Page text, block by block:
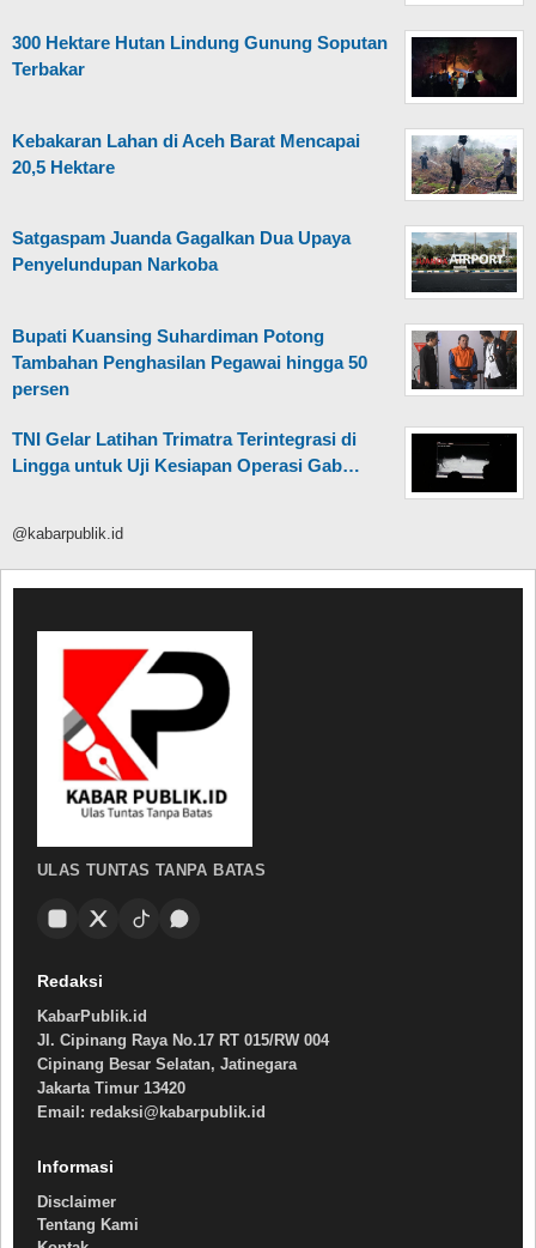
300 Hektare Hutan Lindung Gunung Soputan
Terbakar
Kebakaran Lahan di Aceh Barat Mencapai
20,5 Hektare
Satgaspam Juanda Gagalkan Dua Upaya
Penyelundupan Narkoba
Bupati Kuansing Suhardiman Potong
Tambahan Penghasilan Pegawai hingga 50
persen
TNI Gelar Latihan Trimatra Terintegrasi di
Lingga untuk Uji Kesiapan Operasi Gab…
@kabarpublik.id
ULAS TUNTAS TANPA BATAS
Redaksi
KabarPublik.id
Jl. Cipinang Raya No.17 RT 015/RW 004
Cipinang Besar Selatan, Jatinegara
Jakarta Timur 13420
Email: redaksi@kabarpublik.id
Informasi
Disclaimer
Tentang Kami